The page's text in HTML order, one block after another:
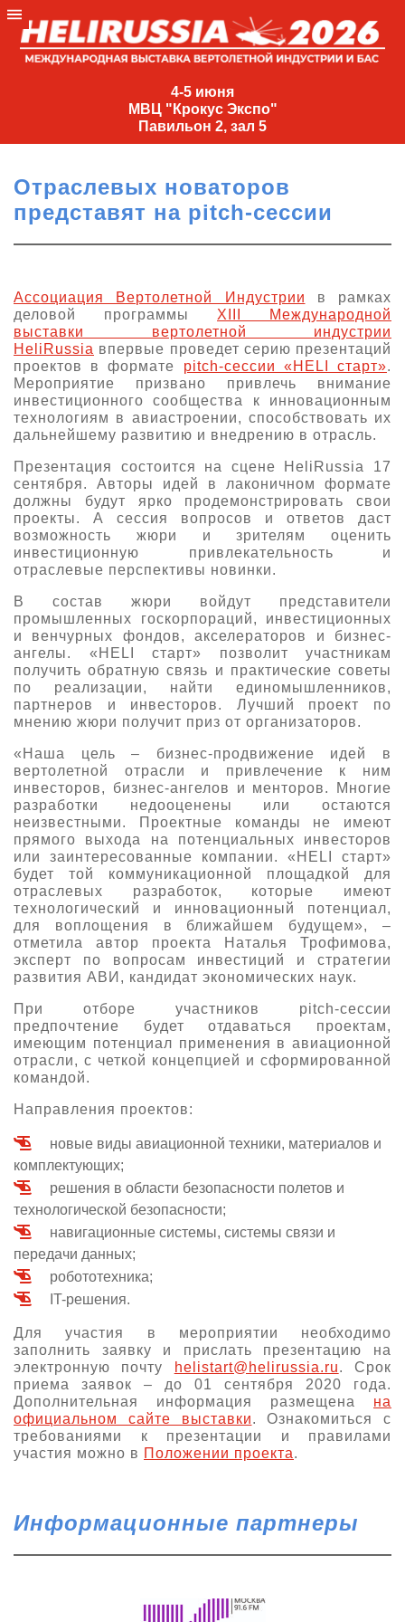
4-5 июня
МВЦ "Крокус Экспо"
Павильон 2, зал 5
4-
МВЦ
Экспо"
Павильон
2,
5
+7
(495)
477-
33-81
О выставке
Крокус Экспо
Даты будущих выставок
Документы
Контакты
Для участников
Заявка на участие
Заочное участие
Прилет на выставку
Основные требования МВЦ «Крокус Экспо»
Для посетителей
Место проведения HeliRussia
Схема проезда
Правила доступа и пребывания Крокус Экспо
Для СМИ
Условия инфопартнёрства
Положение об аккредитации
Публикации о выставке
Отраслевых новаторов
представят на pitсh-сессии
Ассоциация Вертолетной Индустрии в рамках
деловой программы XIII Международной
выставки вертолетной индустрии
HeliRussia впервые проведет серию презентаций
проектов в формате pitсh-сессии «HELI старт».
Мероприятие призвано привлечь внимание
инвестиционного сообщества к инновационным
технологиям в авиастроении, способствовать их
дальнейшему развитию и внедрению в отрасль.
Презентация состоится на сцене HeliRussia 17
сентября. Авторы идей в лаконичном формате
должны будут ярко продемонстрировать свои
проекты. А сессия вопросов и ответов даст
возможность жюри и зрителям оценить
инвестиционную привлекательность и
отраслевые перспективы новинки.
В состав жюри войдут представители
промышленных госкорпораций, инвестиционных
и венчурных фондов, акселераторов и бизнес-
ангелы. «HELI старт» позволит участникам
получить обратную связь и практические советы
по реализации, найти единомышленников,
партнеров и инвесторов. Лучший проект по
мнению жюри получит приз от организаторов.
«Наша цель – бизнес-продвижение идей в
вертолетной отрасли и привлечение к ним
инвесторов, бизнес-ангелов и менторов. Многие
разработки недооценены или остаются
неизвестными. Проектные команды не имеют
прямого выхода на потенциальных инвесторов
или заинтересованные компании. «HELI старт»
будет той коммуникационной площадкой для
отраслевых разработок, которые имеют
технологический и инновационный потенциал,
для воплощения в ближайшем будущем», –
отметила автор проекта Наталья Трофимова,
эксперт по вопросам инвестиций и стратегии
развития АВИ, кандидат экономических наук.
При отборе участников pitch-сессии
предпочтение будет отдаваться проектам,
имеющим потенциал применения в авиационной
отрасли, с четкой концепцией и сформированной
командой.
Направления проектов:
новые виды авиационной техники, материалов и
комплектующих;
решения в области безопасности полетов и
технологической безопасности;
навигационные системы, системы связи и
передачи данных;
робототехника;
IT-решения.
Для участия в мероприятии необходимо
заполнить заявку и прислать презентацию на
электронную почту
helistart@helirussia.ru. Срок
приема заявок – до 01 сентября 2020 года.
Дополнительная информация размещена на
официальном сайте выставки. Ознакомиться с
требованиями к презентации и правилами
участия можно в Положении проекта.
Информационные партнеры